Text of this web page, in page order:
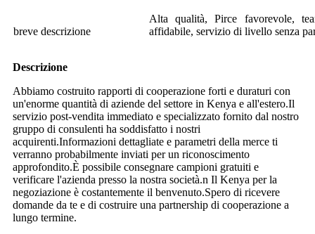
breve descrizione
Alta qualità, Pirce favorevole,
affidabile, servizio di livello senza
Descrizione
Abbiamo costruito rapporti di cooperazione forti e duraturi con
un'enorme quantità di aziende del settore in Kenya e all'estero.Il
servizio post-vendita immediato e specializzato fornito dal nostro
gruppo di consulenti ha soddisfatto i nostri
acquirenti.Informazioni dettagliate e parametri della merce ti
verranno probabilmente inviati per un riconoscimento
approfondito.È possibile consegnare campioni gratuiti e
verificare l'azienda presso la nostra società.n Il Kenya per la
negoziazione è costantemente il benvenuto.Spero di ricevere
domande da te e di costruire una partnership di cooperazione a
lungo termine.